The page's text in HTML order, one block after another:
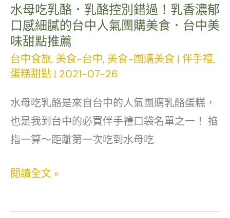
夢
幻
花
形
檸
檬
塔．
台
人
網
水母吃乳酪．乳酪控別錯過！乳香濃郁
口感細膩的台中人氣團購美食．台中美
味甜點推薦
台中食旅, 美食-台中, 美食-團購美食 | 伴手禮,
蛋糕甜點 | 2021-07-26
水母吃乳酪是來自台中的人氣團購乳酪蛋糕，
也是我到台中的必買伴手禮口袋名單之一！ 掐
指一算～距離第一次吃到水母吃
水
吃
閱讀全文 »